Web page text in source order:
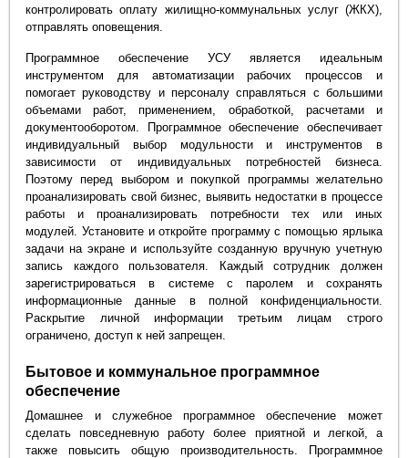
контролировать оплату жилищно-коммунальных услуг (ЖКХ),
отправлять оповещения.
Программное обеспечение УСУ является идеальным
инструментом для автоматизации рабочих процессов и
помогает руководству и персоналу справляться с большими
объемами работ, применением, обработкой, расчетами и
документооборотом. Программное обеспечение обеспечивает
индивидуальный выбор модульности и инструментов в
зависимости от индивидуальных потребностей бизнеса.
Поэтому перед выбором и покупкой программы желательно
проанализировать свой бизнес, выявить недостатки в процессе
работы и проанализировать потребности тех или иных
модулей. Установите и откройте программу с помощью ярлыка
задачи на экране и используйте созданную вручную учетную
запись каждого пользователя. Каждый сотрудник должен
зарегистрироваться в системе с паролем и сохранять
информационные данные в полной конфиденциальности.
Раскрытие личной информации третьим лицам строго
ограничено, доступ к ней запрещен.
Бытовое и коммунальное программное
обеспечение
Домашнее и служебное программное обеспечение может
сделать повседневную работу более приятной и легкой, а
также повысить общую производительность. Программное